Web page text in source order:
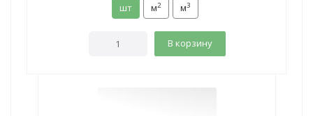
шт м2 м3
В корзину